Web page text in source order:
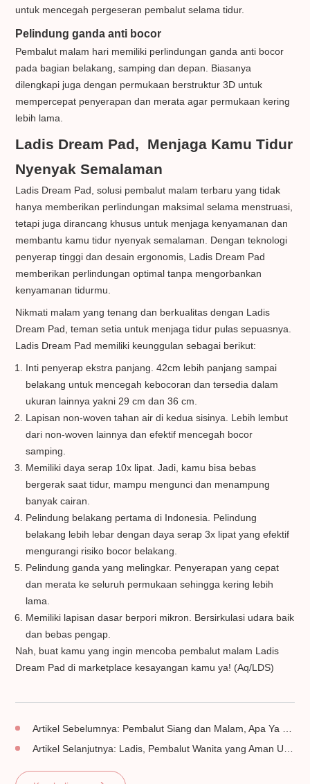
untuk mencegah pergeseran pembalut selama tidur.
Pelindung ganda anti bocor
Pembalut malam hari memiliki perlindungan ganda anti bocor
pada bagian belakang, samping dan depan. Biasanya
dilengkapi juga dengan permukaan berstruktur 3D untuk
mempercepat penyerapan dan merata agar permukaan kering
lebih lama.
Ladis Dream Pad, Menjaga Kamu Tidur
Nyenyak Semalaman
Ladis Dream Pad, solusi pembalut malam terbaru yang tidak
hanya memberikan perlindungan maksimal selama menstruasi,
tetapi juga dirancang khusus untuk menjaga kenyamanan dan
membantu kamu tidur nyenyak semalaman. Dengan teknologi
penyerap tinggi dan desain ergonomis, Ladis Dream Pad
memberikan perlindungan optimal tanpa mengorbankan
kenyamanan tidurmu.
Nikmati malam yang tenang dan berkualitas dengan Ladis
Dream Pad, teman setia untuk menjaga tidur pulas sepuasnya.
Ladis Dream Pad memiliki keunggulan sebagai berikut:
Inti penyerap ekstra panjang. 42cm lebih panjang sampai
belakang untuk mencegah kebocoran dan tersedia dalam
ukuran lainnya yakni 29 cm dan 36 cm.
Lapisan non-woven tahan air di kedua sisinya. Lebih lembut
dari non-woven lainnya dan efektif mencegah bocor
samping.
Memiliki daya serap 10x lipat. Jadi, kamu bisa bebas
bergerak saat tidur, mampu mengunci dan menampung
banyak cairan.
Pelindung belakang pertama di Indonesia. Pelindung
belakang lebih lebar dengan daya serap 3x lipat yang efektif
mengurangi risiko bocor belakang.
Pelindung ganda yang melingkar. Penyerapan yang cepat
dan merata ke seluruh permukaan sehingga kering lebih
lama.
Memiliki lapisan dasar berpori mikron. Bersirkulasi udara baik
dan bebas pengap.
Nah, buat kamu yang ingin mencoba pembalut malam Ladis
Dream Pad di marketplace kesayangan kamu ya! (Aq/LDS)
Artikel Sebelumnya: Pembalut Siang dan Malam, Apa Ya Bedanya?
Artikel Selanjutnya: Ladis, Pembalut Wanita yang Aman Untuk Kulit